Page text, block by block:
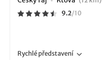
9.2/10
Rychlépředstavení